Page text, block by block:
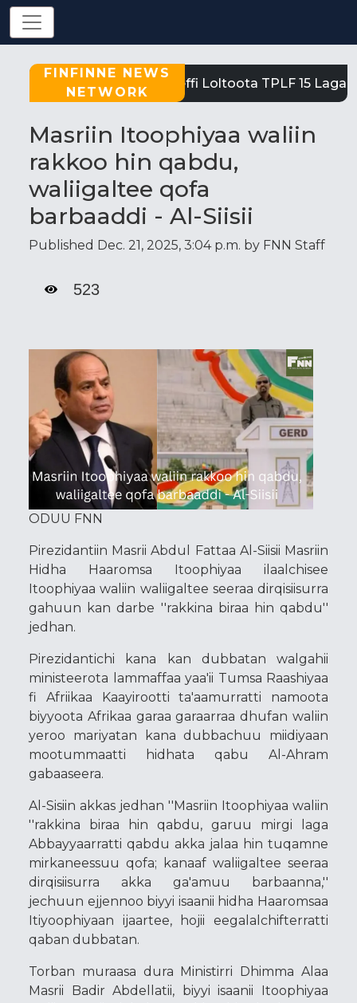
FINFINNE NEWS
NETWORK
Tigray: Reeffi Loltoota TPLF 15 Laga
Masriin Itoophiyaa waliin
rakkoo hin qabdu,
waliigaltee qofa
barbaaddi - Al-Siisii
Published Dec. 21, 2025, 3:04 p.m. by FNN Staff
523
ODUU FNN
Pirezidantiin Masrii Abdul Fattaa Al-Siisii Masriin
Hidha Haaromsa Itoophiyaa ilaalchisee
Itoophiyaa waliin waliigaltee seeraa dirqisiisurra
gahuun kan darbe ''rakkina biraa hin qabdu''
jedhan.
Pirezidantichi kana kan dubbatan walgahii
ministeerota lammaffaa yaa'ii Tumsa Raashiyaa
fi Afriikaa Kaayirootti ta'aamurratti namoota
biyyoota Afrikaa garaa garaarraa dhufan waliin
yeroo mariyatan kana dubbachuu miidiyaan
mootummaatti hidhata qabu Al-Ahram
gabaaseera.
Al-Sisiin akkas jedhan ''Masriin Itoophiyaa waliin
''rakkina biraa hin qabdu, garuu mirgi laga
Abbayyaarratti qabdu akka jalaa hin tuqamne
mirkaneessuu qofa; kanaaf waliigaltee seeraa
dirqisiisurra akka ga'amuu barbaanna,''
jechuun ejjennoo biyyi isaanii hidha Haaromsaa
Itiyoophiyaan ijaartee, hojii eegalalchifterratti
qaban dubbatan.
Torban muraasa dura Ministirri Dhimma Alaa
Masrii Badir Abdellatii, biyyi isaanii Itoophiyaa